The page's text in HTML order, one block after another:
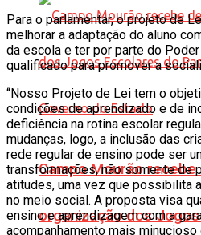
Campo Mourão
organização dos
Para o parlamentar, o projeto de
melhorar a adaptação do aluno
da escola e ter por parte do
qualificado para promover a
“Nosso Projeto de Lei tem o
condições de aprendizado e de
deficiência na rotina escolar
mudanças, logo, a inclusão das
rede regular de ensino pode ser
transformações, não somente de
atitudes, uma vez que possibilita
no meio social. A proposta visa
ensino e aprendizagem com a
acompanhamento mais